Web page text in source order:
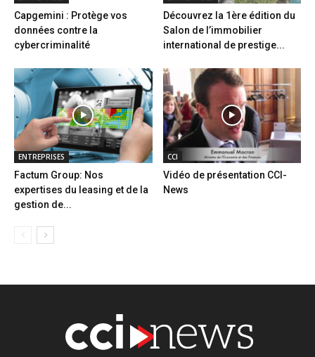
Capgemini : Protège vos
données contre la
cybercriminalité
Découvrez la 1ère édition du
Salon de l’immobilier
international de prestige...
ENTREPRISES
Factum Group: Nos
expertises du leasing et de la
gestion de...
CCI
Vidéo de présentation CCI-
News